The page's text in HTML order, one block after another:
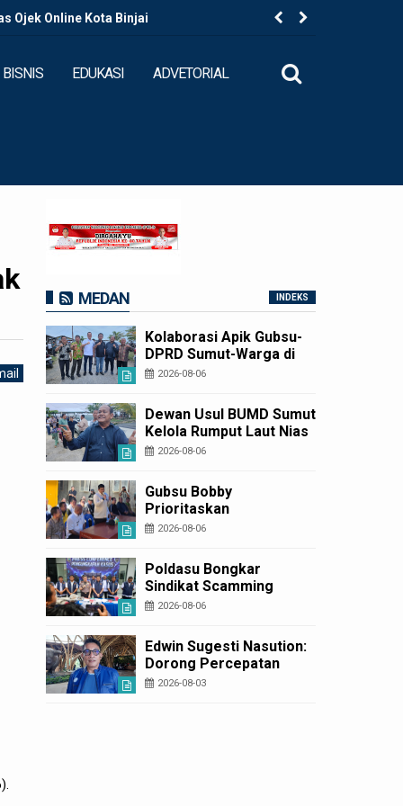
Ojek Online Kota Binjai
BISNIS EDUKASI ADVETORIAL
MEDAN INDEKS
Kolaborasi Apik Gubsu-
DPRD Sumut-Warga di
Nias Utara: Jalan Rusak
Diperbaiki
2026-08-06
Dewan Usul BUMD Sumut
Kelola Rumput Laut Nias
Utara dari Hulu ke Hilir
2026-08-06
Gubsu Bobby
Prioritaskan
Infrastruktur Nias Utara,
Ekonomi Mulai Dibenahi
2026-08-06
Poldasu Bongkar
Sindikat Scamming
Internasional di
Korban Rugi Rp6,7 Miliar
2026-08-06
Edwin Sugesti Nasution:
Dorong Percepatan
Perda PBG Guna
2026-08-03